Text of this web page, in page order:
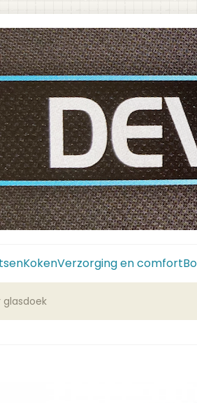
KokenVerzorging en comfort
glasdoek